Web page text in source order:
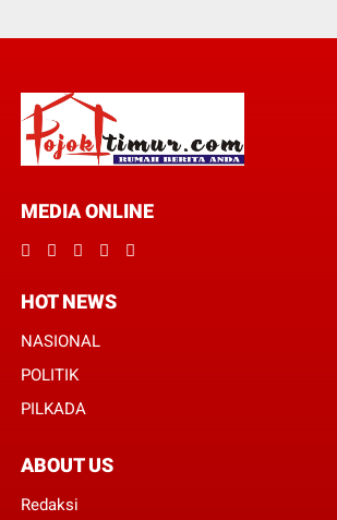
MEDIA ONLINE
HOT NEWS
NASIONAL
POLITIK
PILKADA
ABOUT US
Redaksi